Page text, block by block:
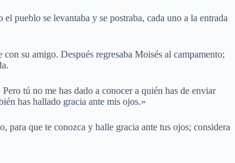
pueblo se levantaba y se postraba, cada uno a la entrada
su amigo. Después regresaba Moisés al campamento;
tú no me has dado a conocer a quién has de enviar
has hallado gracia ante mis ojos.»
para que te conozca y halle gracia ante tus ojos; considera